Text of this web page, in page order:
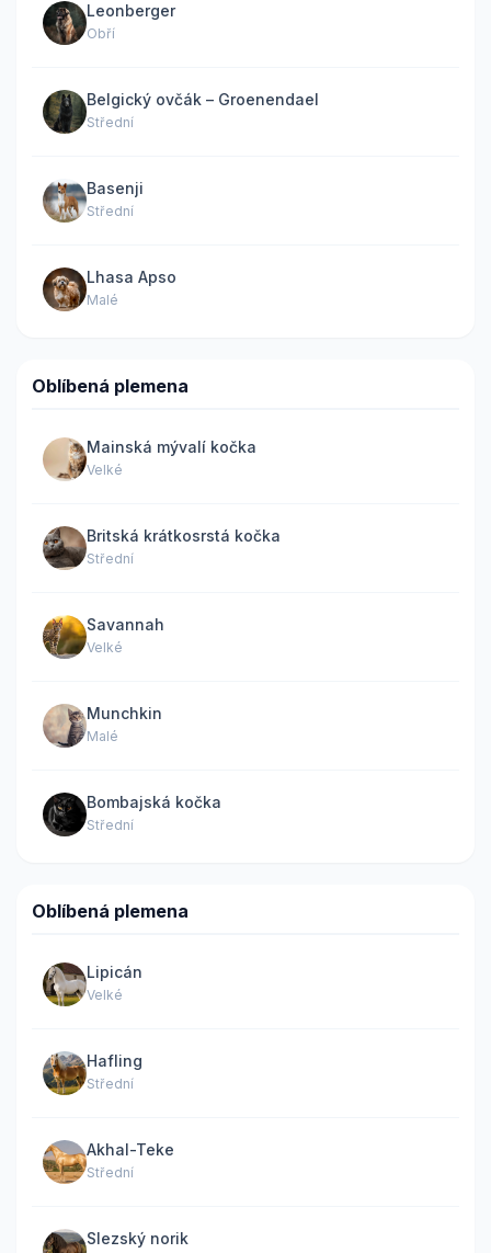
Leonberger
Obří
Belgický ovčák – Groenendael
Střední
Basenji
Střední
Lhasa Apso
Malé
Oblíbená plemena
Mainská mývalí kočka
Velké
Britská krátkosrstá kočka
Střední
Savannah
Velké
Munchkin
Malé
Bombajská kočka
Střední
Oblíbená plemena
Lipicán
Velké
Hafling
Střední
Akhal-Teke
Střední
Slezský norik